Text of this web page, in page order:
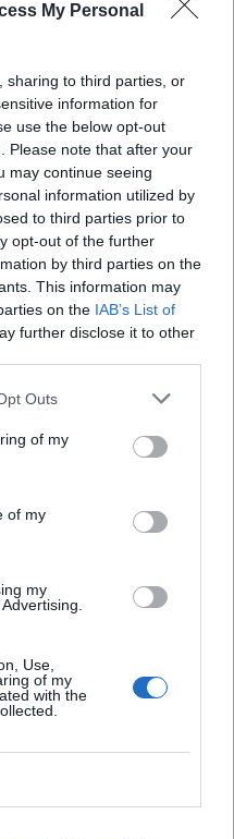
My Personal
sharing to third parties, or
information for
use the below opt-out
Please note that after your
may continue seeing
information utilized by
to third parties prior to
opt-out of the further
by third parties on the
This information may
on the IAB’s List of
further disclose it to other
Outs
of my
of my
my
Use,
of my
with the
przez
istocie był
ślepych zaułków,
nie pozwolić z
w nim znalazł. W
Minotaur, potwór o
w królestwie
Szukaj